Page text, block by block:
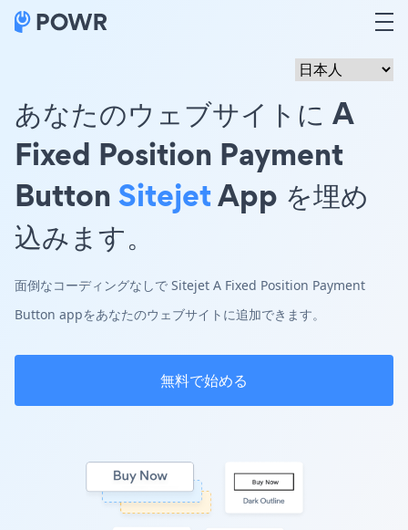
あなたのウェブサイトに A
Fixed Position Payment
ButtonSitejetApp を埋め
込みます。
面倒なコーディングなしで Sitejet A Fixed Position Payment
Button appをあなたのウェブサイトに追加できます。
無料で始める